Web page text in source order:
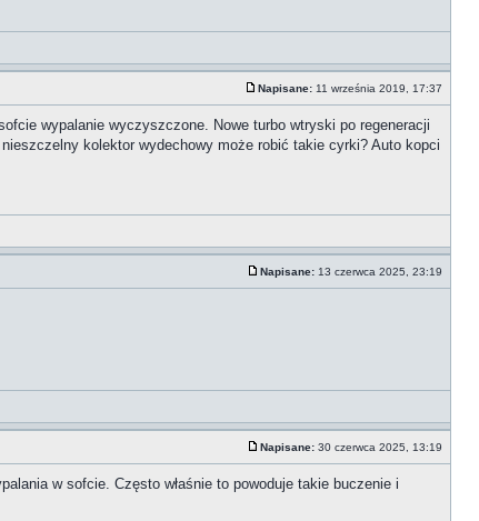
Napisane: 11 września 2019, 17:37
wypalanie wyczyszczone. Nowe turbo wtryski po regeneracji
kolektor wydechowy może robić takie cyrki? Auto kopci
Napisane: 13 czerwca 2025, 23:19
Napisane: 30 czerwca 2025, 13:19
w sofcie. Często właśnie to powoduje takie buczenie i